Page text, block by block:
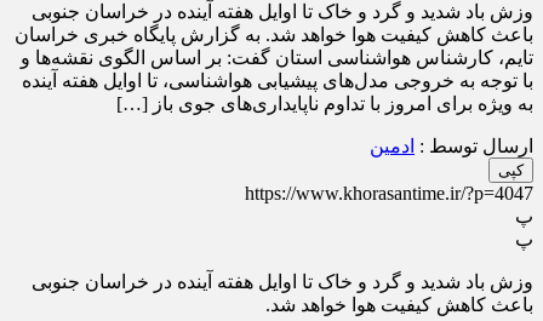
وزش باد شدید و گرد و خاک تا اوایل هفته آینده در خراسان جنوبی
باعث کاهش کیفیت هوا خواهد شد. به گزارش پایگاه خبری خراسان
تایم، کارشناس هواشناسی استان گفت: بر اساس الگوی نقشه‌ها و
با توجه به خروجی مدل‌های پیشیابی هواشناسی، تا اوایل هفته آینده
به ویژه برای امروز با تداوم ناپایداری‌های جوی باز […]
ارسال توسط : ادمین
کپی
https://www.khorasantime.ir/?p=4047
پ
پ
وزش باد شدید و گرد و خاک تا اوایل هفته آینده در خراسان جنوبی
باعث کاهش کیفیت هوا خواهد شد.